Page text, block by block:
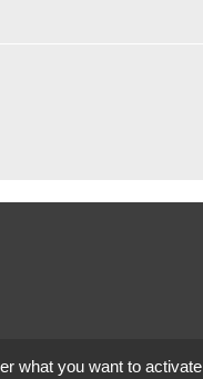
what you want to activate